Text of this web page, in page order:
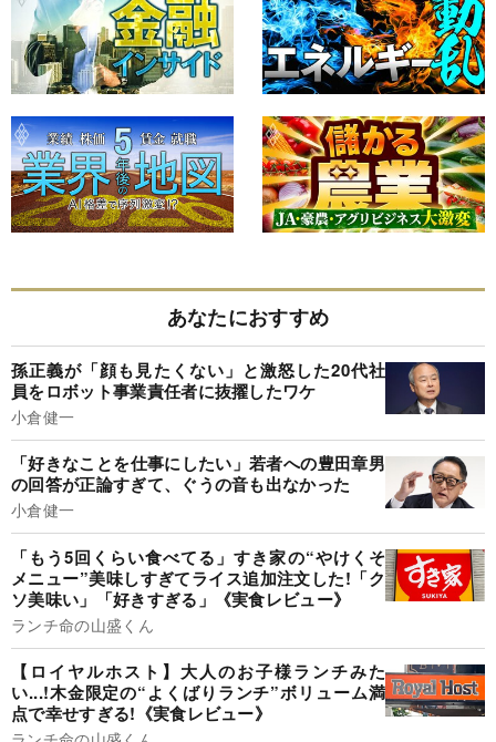
あなたにおすすめ
孫正義が「顔も見たくない」と激怒した20代社
員をロボット事業責任者に抜擢したワケ
小倉健一
「好きなことを仕事にしたい」若者への豊田章男
の回答が正論すぎて、ぐうの音も出なかった
小倉健一
「もう5回くらい食べてる」すき家の“やけくそ
メニュー”美味しすぎてライス追加注文した!「ク
ソ美味い」「好きすぎる」《実食レビュー》
ランチ命の山盛くん
【ロイヤルホスト】大人のお子様ランチみた
い...!木金限定の“よくばりランチ”ボリューム満
点で幸せすぎる!《実食レビュー》